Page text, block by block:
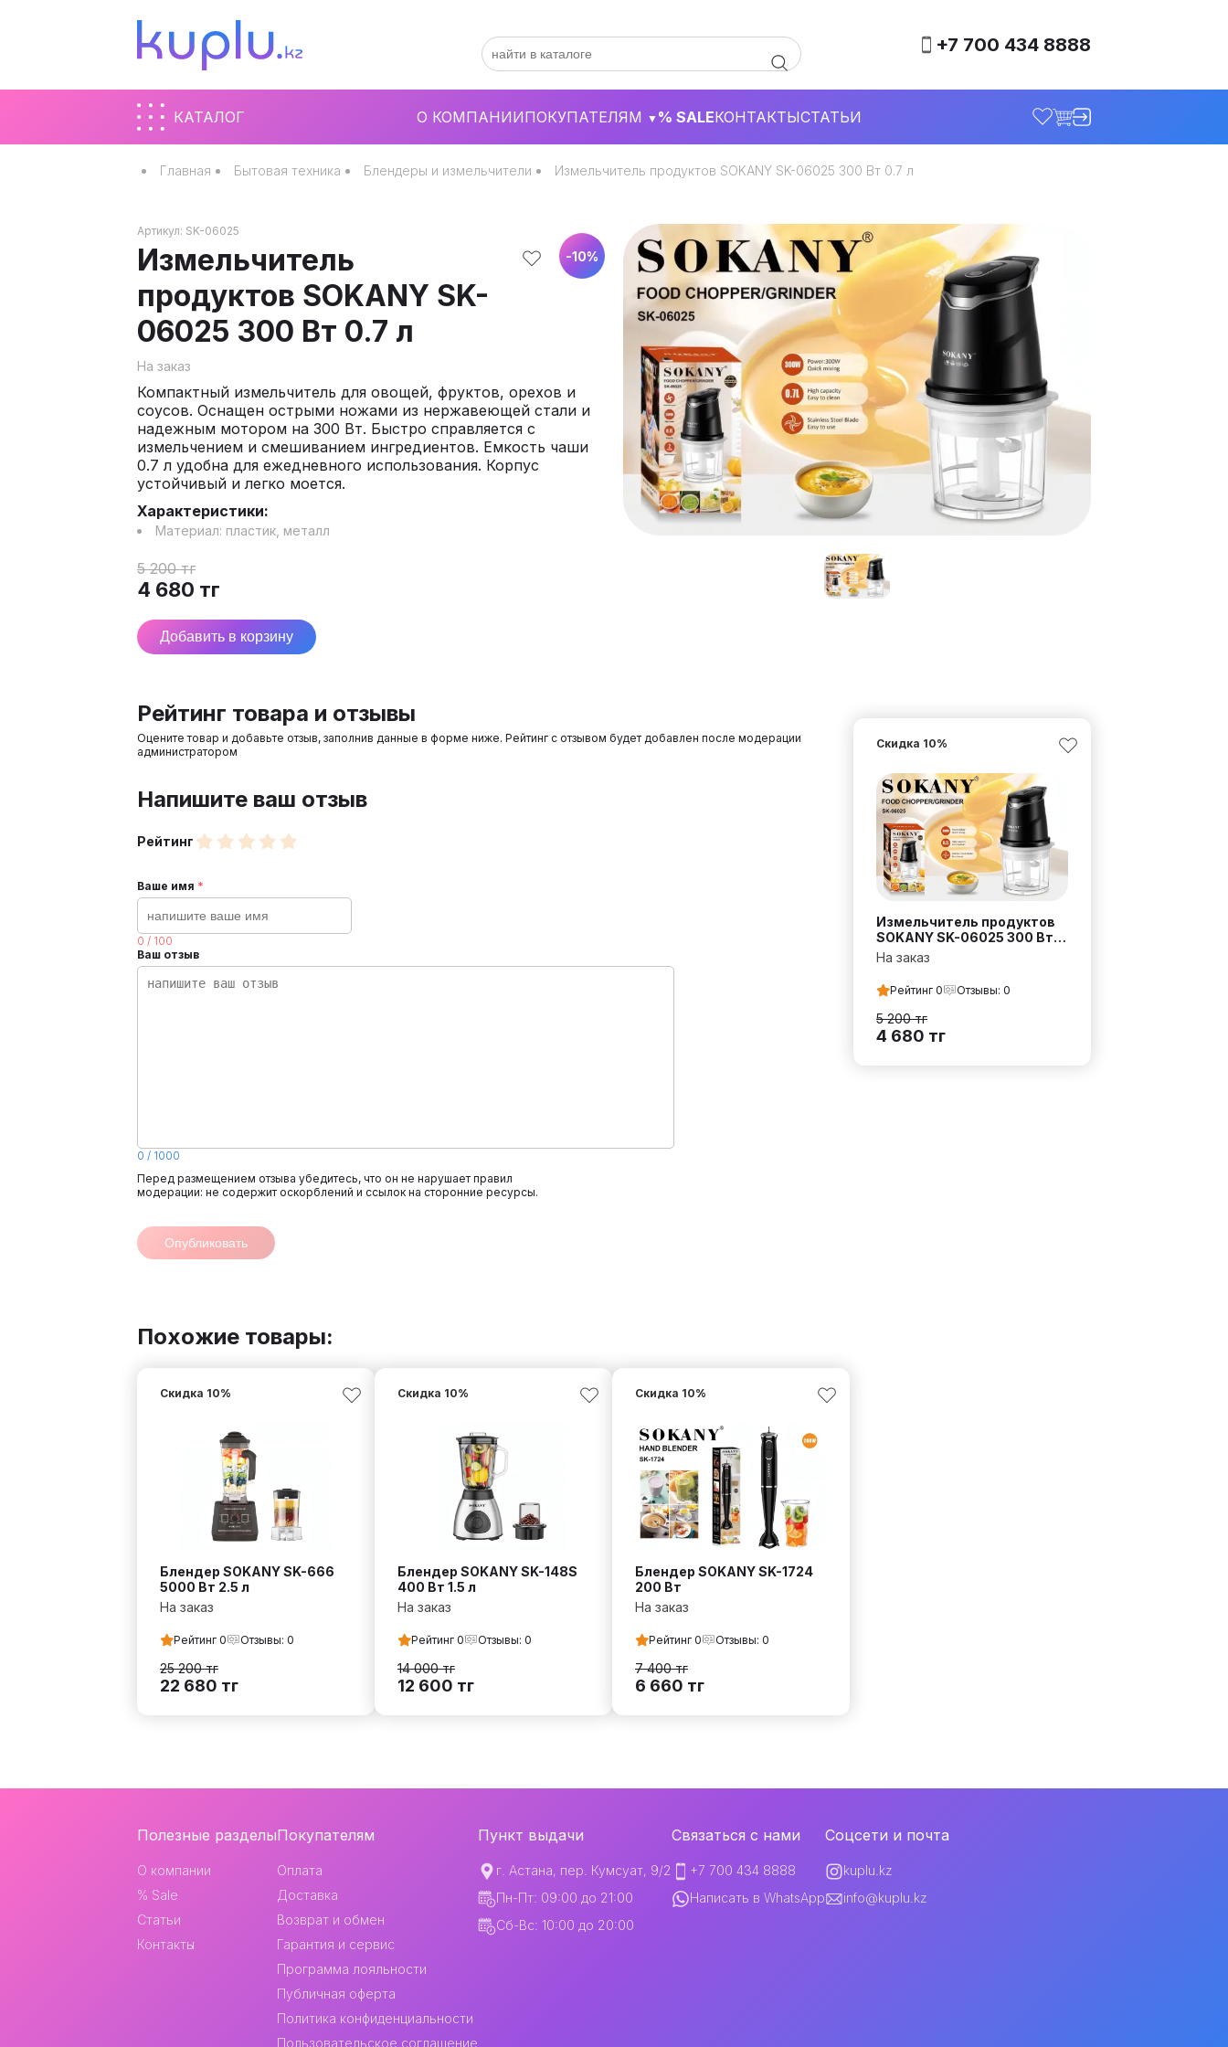
+7 700 434 8888
КАТАЛОГ О КОМПАНИИПОКУПАТЕЛЯМ ▼ % SALEКОНТАКТЫСТАТЬИ
Главная Бытовая техника Блендеры и измельчители Измельчитель продуктов SOKANY SK-06025 300 Вт 0.7 л
Измельчитель
продуктов SOKANY SK-
06025 300 Вт 0.7 л
На заказ
Компактный измельчитель для овощей, фруктов, орехов и
соусов. Оснащен острыми ножами из нержавеющей стали и
надежным мотором на 300 Вт. Быстро справляется с
измельчением и смешиванием ингредиентов. Емкость чаши
0.7 л удобна для ежедневного использования. Корпус
устойчивый и легко моется.
-10%
Характеристики:
Материал: пластик, металл
5 200тг
4 680 тг
Добавить в корзину
Артикул: SK-06025
Рейтинг товара и отзывы
Оцените товар и добавьте отзыв, заполнив данные в форме ниже. Рейтинг с отзывом будет добавлен после модерации
администратором
Напишите ваш отзыв
Рейтинг
Ваше имя *
0 / 100
Ваш отзыв
0 / 1000
Перед размещением отзыва убедитесь, что он не нарушает правил
модерации: не содержит оскорблений и ссылок на сторонние ресурсы.
Опубликовать
Измельчитель продуктов
SOKANY SK-06025 300 Вт
0.7 л
Скидка 10%
На заказ
Рейтинг 0 Отзывы: 0
5 200тг
4 680 тг
Похожие товары:
Блендер SOKANY SK-666
5000 Вт 2.5 л
Скидка 10%
На заказ
Рейтинг 0 Отзывы: 0
25 200тг
22 680 тг
Блендер SOKANY SK-148S
400 Вт 1.5 л
Скидка 10%
На заказ
Рейтинг 0 Отзывы: 0
14 000тг
12 600 тг
Блендер SOKANY SK-1724
200 Вт
Скидка 10%
На заказ
Рейтинг 0 Отзывы: 0
7 400тг
6 660 тг
Навигация
контакты
Полезные разделы
О компании
% Sale
Статьи
Контакты
Покупателям
Оплата
Доставка
Возврат и обмен
Гарантия и сервис
Программа лояльности
Публичная оферта
Политика конфиденциальности
Пользовательское соглашение
Пункт выдачи
г. Астана, пер. Кумсуат, 9/2
Пн-Пт: 09:00 до 21:00
Сб-Вс: 10:00 до 20:00
Связаться с нами
+7 700 434 8888
Написать в WhatsApp
Соцсети и почта
kuplu.kz
info@kuplu.kz